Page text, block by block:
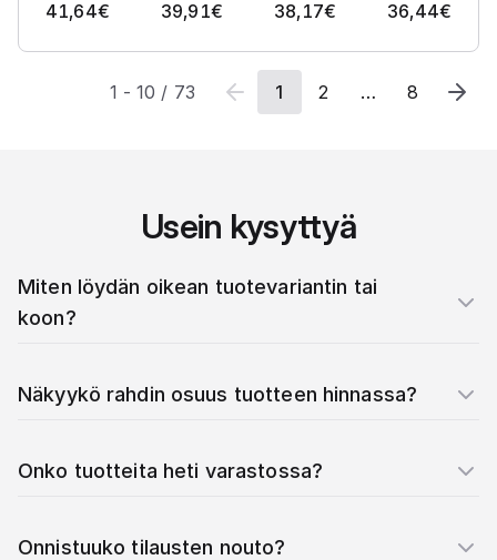
41,64€ 39,91€ 38,17€ 36,44€
1 -10 / 73 1 2 … 8
Usein kysyttyä
Miten löydän oikean tuotevariantin tai
koon?
Näkyykö rahdin osuus tuotteen hinnassa?
Onko tuotteita heti varastossa?
Onnistuuko tilausten nouto?